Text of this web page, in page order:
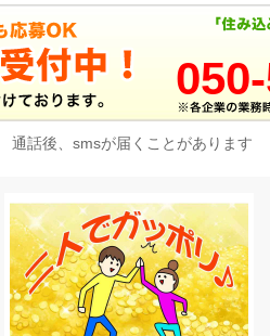
通話後、smsが届くことがあります